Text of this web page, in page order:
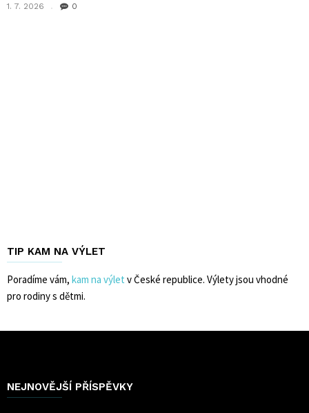
1. 7. 2026 0
TIP KAM NA VÝLET
Poradíme vám, kam na výlet v České republice. Výlety jsou vhodné
pro rodiny s dětmi.
NEJNOVĚJŠÍ PŘÍSPĚVKY